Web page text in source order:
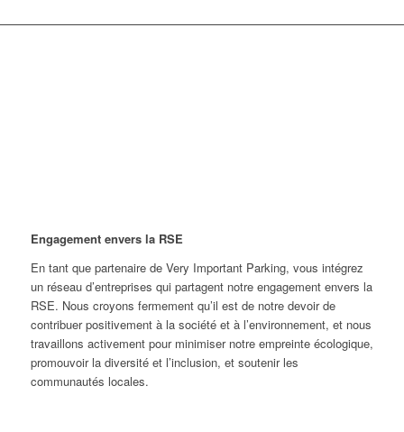
Engagement envers la RSE
En tant que partenaire de Very Important Parking, vous intégrez
un réseau d’entreprises qui partagent notre engagement envers la
RSE. Nous croyons fermement qu’il est de notre devoir de
contribuer positivement à la société et à l’environnement, et nous
travaillons activement pour minimiser notre empreinte écologique,
promouvoir la diversité et l’inclusion, et soutenir les
communautés locales.